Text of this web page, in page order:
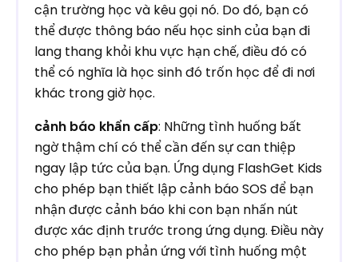
cận trường học và kêu gọi nó. Do đó, bạn có
thể được thông báo nếu học sinh của bạn đi
lang thang khỏi khu vực hạn chế, điều đó có
thể có nghĩa là học sinh đó trốn học để đi nơi
khác trong giờ học.
cảnh báo khẩn cấp: Những tình huống bất
ngờ thậm chí có thể cần đến sự can thiệp
ngay lập tức của bạn. Ứng dụng FlashGet Kids
cho phép bạn thiết lập cảnh báo SOS để bạn
nhận được cảnh báo khi con bạn nhấn nút
được xác định trước trong ứng dụng. Điều này
cho phép bạn phản ứng với tình huống một